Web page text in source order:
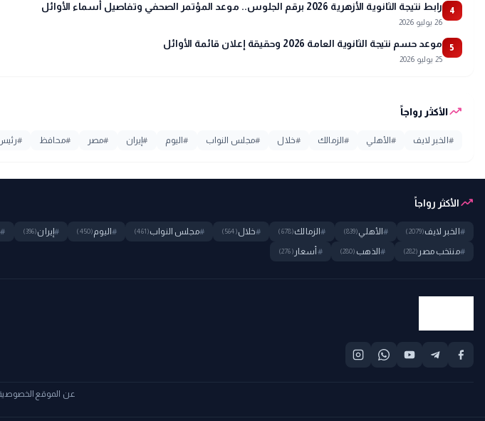
4 رابط نتيجة الثانوية الأزهرية 2026 برقم الجلوس.. موعد المؤتمر الصحفي وتفاصيل أسماء الأوائل
26 يوليو 2026
5 موعد حسم نتيجة الثانوية العامة 2026 وحقيقة إعلان قائمة الأوائل
25 يوليو 2026
trending_upالأكثر رواجاً
# الخبر لايف #الأهلي #الزمالك #خلال #مجلس النواب #اليوم #إيران #مصر #محافظ #
trending_upالأكثر رواجاً
# الخبر لايف(2079)
#الأهلي(839)
#الزمالك(678)
#خلال(564)
#مجلس النواب(461)
#اليوم(450)
#إيران(396)
#
#منتخب مصر (282)
#الذهب (280)
# أسعار (276)
عن الموقع